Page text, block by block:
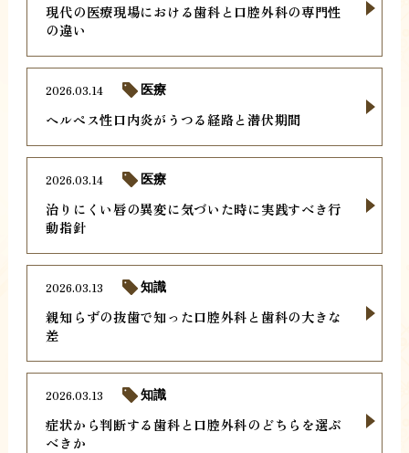
現代の医療現場における歯科と口腔外科の専門性
の違い
ヘルペス性口内炎がうつる経路と潜伏期間
2026.03.14 医療
治りにくい唇の異変に気づいた時に実践すべき行
動指針
2026.03.14 医療
親知らずの抜歯で知った口腔外科と歯科の大きな
差
2026.03.13 知識
症状から判断する歯科と口腔外科のどちらを選ぶ
べきか
2026.03.13 知識